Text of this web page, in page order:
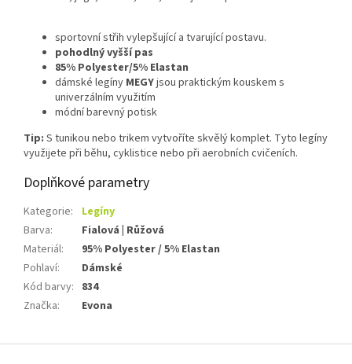
sportovní střih vylepšující a tvarující postavu.
pohodlný vyšší pas
85% Polyester/5% Elastan
dámské legíny MEGYjsou praktickým kouskem s
univerzálním využitím
módní barevný potisk
Tip: S tunikou nebo trikem vytvoříte skvělý komplet. Tyto legíny
využijete při běhu, cyklistice nebo při aerobních cvičeních.
Doplňkové parametry
Kategorie:
Legíny
Barva:
Fialová | Růžová
Materiál:
95% Polyester / 5% Elastan
Pohlaví:
Dámské
Kód barvy: 834
Značka: Evona
Z